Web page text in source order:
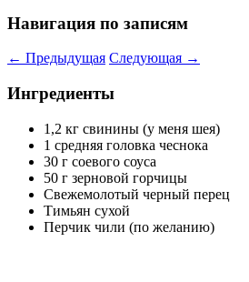
Навигация по записям
← Предыдущая Следующая →
Ингредиенты
1,2 кг свинины (у меня шея)
1 средняя головка чеснока
30 г соевого соуса
50 г зерновой горчицы
Свежемолотый черный перец
Тимьян сухой
Перчик чили (по желанию)